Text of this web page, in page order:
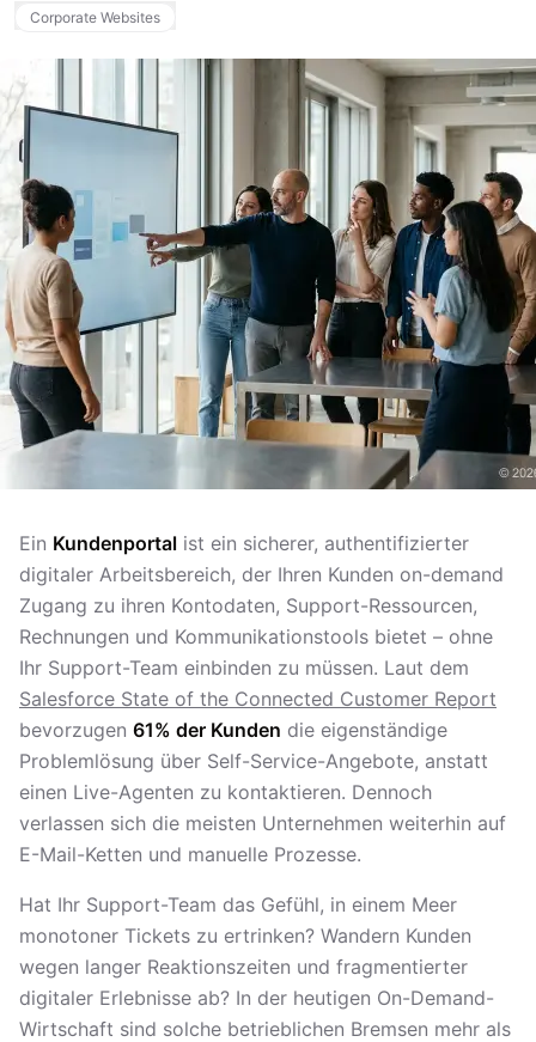
Corporate Websites
Ein Kundenportal ist ein sicherer, authentifizierter
digitaler Arbeitsbereich, der Ihren Kunden on-demand
Zugang zu ihren Kontodaten, Support-Ressourcen,
Rechnungen und Kommunikationstools bietet – ohne
Ihr Support-Team einbinden zu müssen. Laut dem
Salesforce State of the Connected Customer Report
bevorzugen 61% der Kunden die eigenständige
Problemlösung über Self-Service-Angebote, anstatt
einen Live-Agenten zu kontaktieren. Dennoch
verlassen sich die meisten Unternehmen weiterhin auf
E-Mail-Ketten und manuelle Prozesse.
Hat Ihr Support-Team das Gefühl, in einem Meer
monotoner Tickets zu ertrinken? Wandern Kunden
wegen langer Reaktionszeiten und fragmentierter
digitaler Erlebnisse ab? In der heutigen On-Demand-
Wirtschaft sind solche betrieblichen Bremsen mehr als